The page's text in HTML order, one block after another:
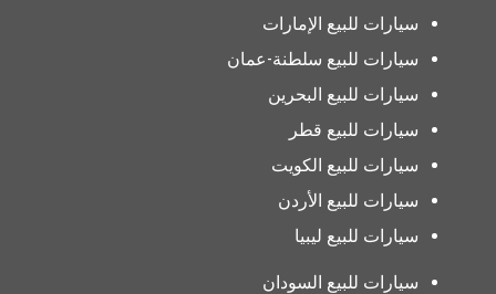
سيارات للبيع الإمارات
سيارات للبيع سلطنة-عمان
سيارات للبيع البحرين
سيارات للبيع قطر
سيارات للبيع الكويت
سيارات للبيع الأردن
سيارات للبيع ليبيا
سيارات للبيع السودان